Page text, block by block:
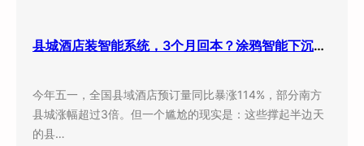
县城酒店装智能系统，3个月回本？涂鸦智能下沉市场打法曝光
今年五一，全国县域酒店预订量同比暴涨114%，部分南方
县城涨幅超过3倍。但一个尴尬的现实是：这些撑起半边天
的县…